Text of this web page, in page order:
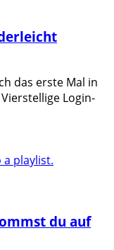
das erste Mal in
Login-
playlist.
du auf